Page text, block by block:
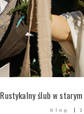
Rustykalny ślub w
blog